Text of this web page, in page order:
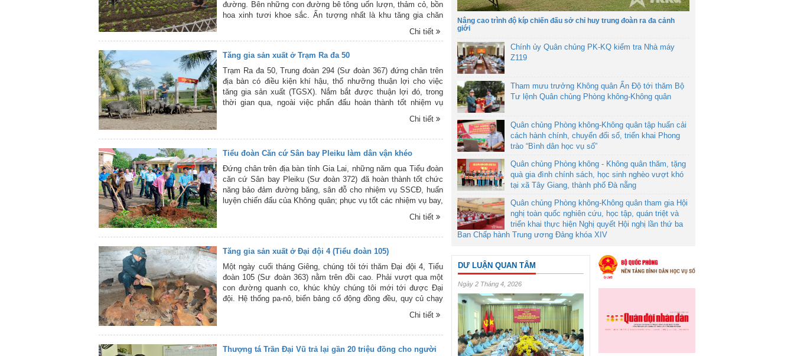
đường. Bên những con đường bê tông uốn lượn, thảm cỏ, bồn
hoa xinh tươi khoe sắc. Ấn tượng nhất là khu tăng gia chăn
màu xanh của rau, củ, quả. Kế đó là vườn cây, ao cá và các
này được kết tinh từ công sức của cán bộ, chiến sĩ đơn vị với
mục tiêu nâng cao đời sống bộ đội và xây dựng cảnh quan, môi
trường đơn vị xanh, sạch, đẹp.
Chi tiết
Tăng gia sản xuất ở Trạm Ra đa 50
Trạm Ra đa 50, Trung đoàn 294 (Sư đoàn 367) đứng chân trên
địa bàn có điều kiện khí hậu, thổ nhưỡng thuận lợi cho việc
tăng gia sản xuất (TGSX). Nắm bắt được thuận lợi đó, trong
thời gian qua, ngoài việc phấn đấu hoàn thành tốt nhiệm vụ
(QLVT), đơn vị còn tích cực đẩy mạnh TGSX, nhằm cải thiện,
Chi tiết
Tiểu đoàn Căn cứ Sân bay Pleiku làm dân vận khéo
Đứng chân trên địa bàn tỉnh Gia Lai, những năm qua Tiểu đoàn
căn cứ Sân bay Pleiku (Sư đoàn 372) đã hoàn thành tốt chức
năng bảo đảm đường băng, sân đỗ cho nhiệm vụ SSCĐ, huấn
luyện chiến đấu của Không quân; phục vụ tốt các nhiệm vụ bay,
Tiểu đoàn luôn coi trọng và thực hiện tốt công tác dân vận, với
Chi tiết
Tăng gia sản xuất ở Đại đội 4 (Tiểu đoàn 105)
Một ngày cuối tháng Giêng, chúng tôi tới thăm Đại đội 4, Tiểu
đoàn 105 (Sư đoàn 363) nằm trên đồi cao. Phải vượt qua một
con đường quanh co, khúc khủy chúng tôi mới tới được Đại
đội. Hệ thống pa-nô, biển bảng cổ động đồng đều, quy củ chạy
Chi tiết
Thượng tá Trần Đại Vũ trả lại gần 20 triệu đồng cho người
Nâng cao trình độ kíp chiến đấu sở chỉ huy trung đoàn ra đa cảnh
giới
Chính ủy Quân chủng PK-KQ kiểm tra Nhà máy
Z119
Tham mưu trưởng Không quân Ấn Độ tới thăm Bộ
Tư lệnh Quân chủng Phòng không-Không quân
Quân chủng Phòng không-Không quân tập huấn cải
cách hành chính, chuyển đổi số, triển khai Phong
trào “Bình dân học vụ số”
Quân chủng Phòng không - Không quân thăm, tặng
quà gia đình chính sách, học sinh nghèo vượt khó
tại xã Tây Giang, thành phố Đà nẵng
Quân chủng Phòng không-Không quân tham gia Hội
nghị toàn quốc nghiên cứu, học tập, quán triệt và
triển khai thực hiện Nghị quyết Hội nghị lần thứ ba
Ban Chấp hành Trung ương Đảng khóa XIV
DƯ LUẬN QUAN TÂM
Ngày 2 Tháng 4, 2026